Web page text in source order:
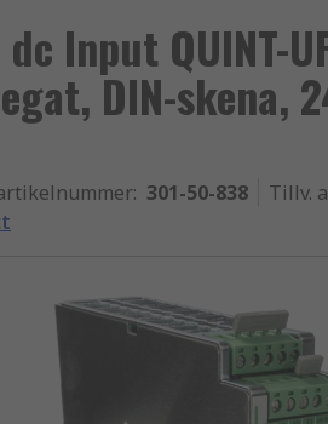
Input QUINT-
DIN-skena,
: 301-50-838 Tillv.